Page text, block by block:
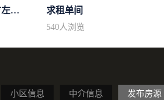
求租:欢乐家园50平方左右的单身公寓廉... 求租单间
540人浏览
小区信息 中介信息 发布房源